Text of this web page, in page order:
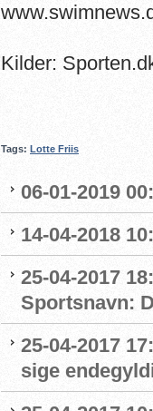
Kilder:
Tags: Lotte Friis
06-01-2019
14-04-2018
25-04-2017
Sportsnavn:
25-04-2017
sige